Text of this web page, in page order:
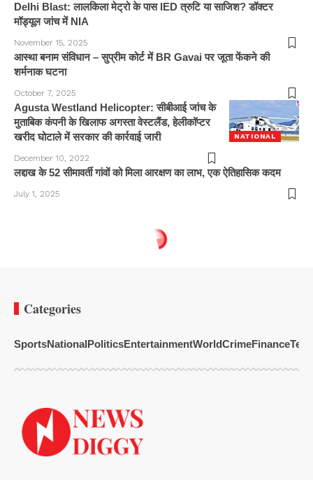
Delhi Blast: लालकिला मेट्रो के पास IED त्रुटि या साजिश? डॉक्टर
मॉड्यूल जांच में NIA
November 15, 2025
आस्था बनाम संविधान – सुप्रीम कोर्ट में BR Gavai पर जूता फेंकने की
शर्मनाक घटना
October 7, 2025
NATIONAL
Agusta Westland Helicopter: सीबीआई जांच के
मुताबिक कंपनी के खिलाफ अगस्ता वेस्टलैंड, हेलीकॉप्टर
खरीद घोटाले में सरकार की कार्रवाई जारी
December 10, 2022
लद्दाख के 52 सीमावर्ती गांवों को मिला आरक्षण का लाभ, एक ऐतिहासिक कदम
July 1, 2025
Categories
SportsNationalPoliticsEntertainmentWorldCrimeFinance